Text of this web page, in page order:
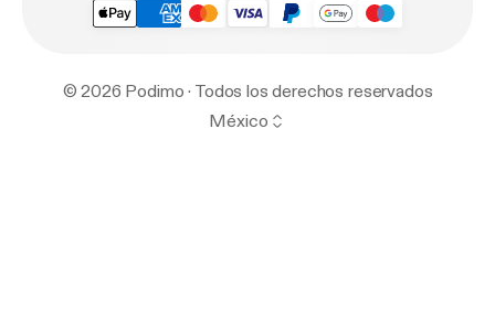
© 2026 Podimo · Todos los derechos reservados
México